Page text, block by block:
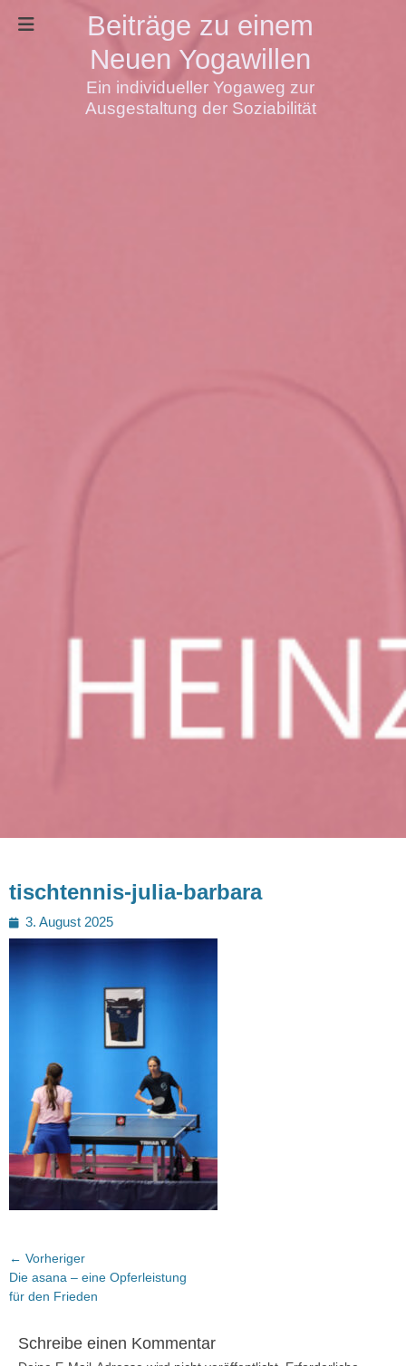
Beiträge zu einem
Neuen Yogawillen
Ein individueller Yogaweg zur
Ausgestaltung der Soziabilität
tischtennis-julia-barbara
Posted
on
3. August 2025
Beitragsnavigation
← Vorheriger
Vorheriger
Beitrag:
Die asana – eine Opferleistung
für den Frieden
Schreibe einen Kommentar